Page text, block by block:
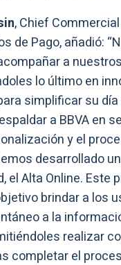
, Chief
de Pago, añadió:
a
lo último en
simplificar su día
a BBVA en
y el
desarrollado
el Alta Online. Este
brindar a los
a la
realizar
completar el